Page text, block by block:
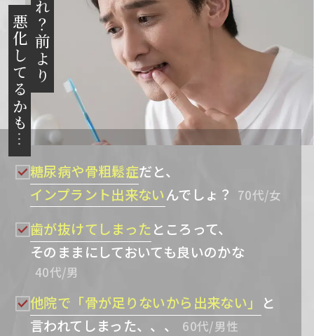
あれ？前より
悪化してるかも…
糖尿病や骨粗鬆症だと、
インプラント出来ないんでしょ？ 70代/女
歯が抜けてしまったところって、
そのままにしておいても良いのかな
40代/男
他院で「骨が足りないから出来ない」
と
言われてしまった、、、
60代/男性